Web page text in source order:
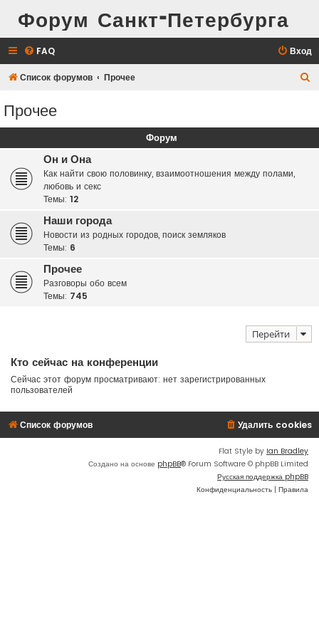
Форум Санкт-Петербурга
FAQ Вход
Список форумов Прочее
к
Прочее
Форум
Он и Она
Как найти свою половинку, взаимоотношения между полами,
любовь и секс
Темы: 12
Наши города
Новости из родных городов, поиск земляков
Темы: 6
Прочее
Разговоры обо всем
Темы: 745
Перейти
Кто сейчас на конференции
Сейчас этот форум просматривают: нет зарегистрированных
пользователей
Список форумов Удалить cookies
Flat Style by Ian Bradley
Создано на основе phpBB® Forum Software © phpBB Limited
Русская поддержка phpBB
Конфиденциальность | Правила